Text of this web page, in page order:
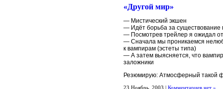
«Другой мир»
— Мистический экшен
— Идёт борьба за
— Посмотрев трейлер я ожидал
— Сначала мы проникаемся
к вампирам (эстеты типа)
— А затем выясняется, что
заложники
Резюмирую: Атмосферный такой
23 Ноябрь, 2003 | Комментариев нет »